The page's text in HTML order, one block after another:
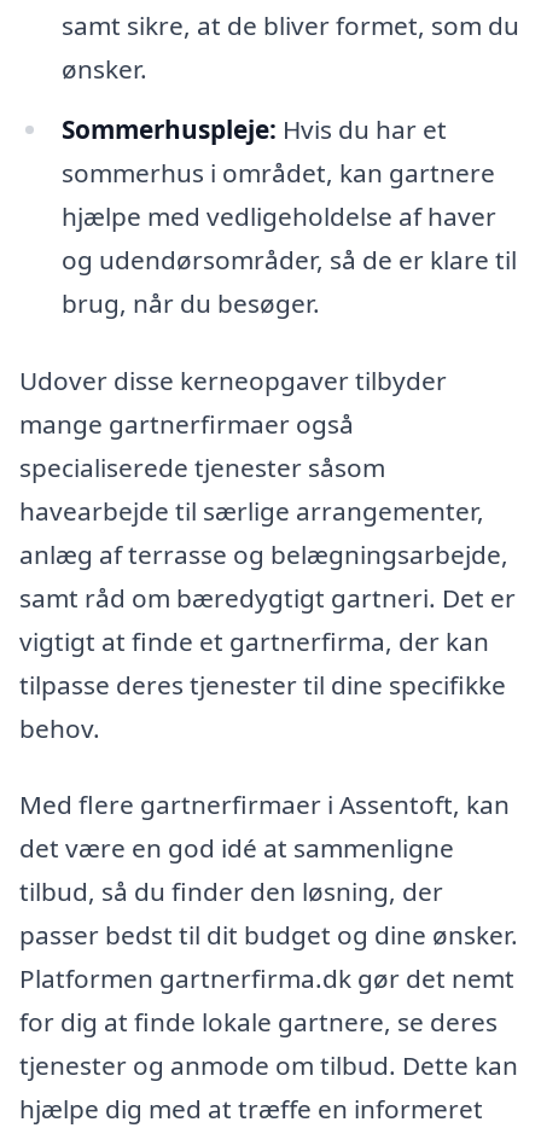
samt sikre, at de bliver formet, som du
ønsker.
Sommerhuspleje: Hvis du har et
sommerhus i området, kan gartnere
hjælpe med vedligeholdelse af haver
og udendørsområder, så de er klare til
brug, når du besøger.
Udover disse kerneopgaver tilbyder
mange gartnerfirmaer også
specialiserede tjenester såsom
havearbejde til særlige arrangementer,
anlæg af terrasse og belægningsarbejde,
samt råd om bæredygtigt gartneri. Det er
vigtigt at finde et gartnerfirma, der kan
tilpasse deres tjenester til dine specifikke
behov.
Med flere gartnerfirmaer i Assentoft, kan
det være en god idé at sammenligne
tilbud, så du finder den løsning, der
passer bedst til dit budget og dine ønsker.
Platformen gartnerfirma.dk gør det nemt
for dig at finde lokale gartnere, se deres
tjenester og anmode om tilbud. Dette kan
hjælpe dig med at træffe en informeret